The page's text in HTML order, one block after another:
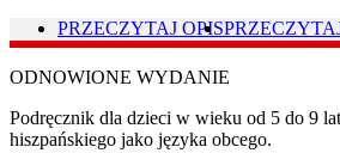
PRZECZYTAJ OPIS
ODNOWIONE WYDANIE
Podręcznik dla dzieci w wieku od 5 do 9
hiszpańskiego jako języka obcego.